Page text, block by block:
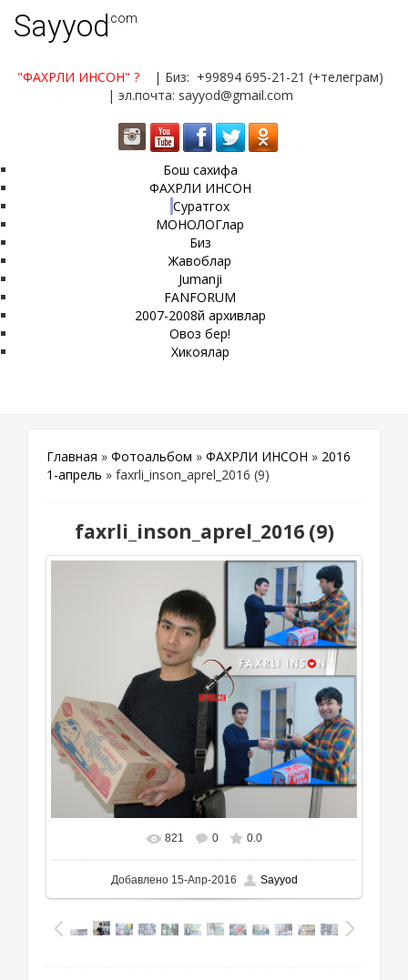
Sayyod.com
"ФАХРЛИ ИНСОН" ?
| Биз: +99894 695-21-21 (+телеграм)
| эл.почта: sayyod@gmail.com
Бош сахифа
ФАХРЛИ ИНСОН
Суратгох
МОНОЛОГлар
Биз
Жавоблар
Jumanji
FANFORUM
2007-2008й архивлар
Овоз бер!
Хикоялар
Главная » Фотоальбом » ФАХРЛИ ИНСОН » 2016
1-апрель » faxrli_inson_aprel_2016 (9)
faxrli_inson_aprel_2016 (9)
821 0 0.0
Добавлено15-Апр-2016 Sayyod